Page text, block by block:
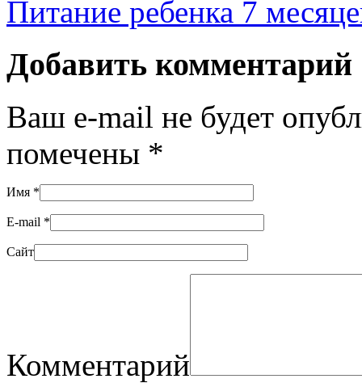
Питание ребенка 7
Добавить комментарий
Ваш e-mail не будет
помечены *
Имя *
E-mail *
Сайт
Комментарий